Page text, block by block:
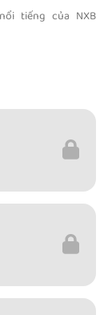
tiếng của NXB